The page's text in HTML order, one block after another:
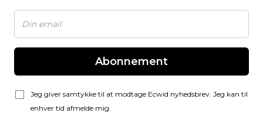
Abonnement
Jeg giver samtykke til at modtage Ecwid nyhedsbrev. Jeg kan til
enhver tid afmelde mig.